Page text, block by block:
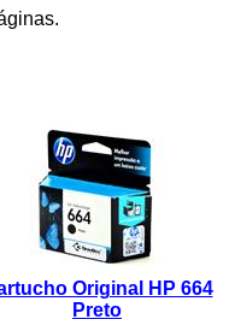
Original HP 664
Preto